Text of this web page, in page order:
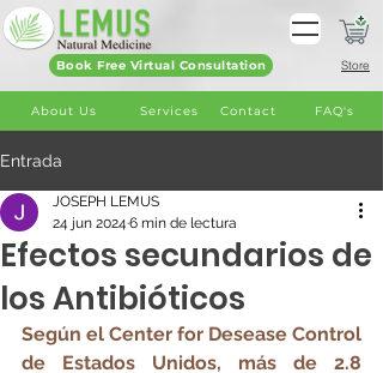
Services Contact FAQ's
Store
About Us
Book Free Virtual Consultation
Entrada
Efectos secundarios de
los Antibióticos
JOSEPH LEMUS
24 jun 2024 6 min de lectura
Según el Center for Desease Control
de Estados Unidos, más de 2.8